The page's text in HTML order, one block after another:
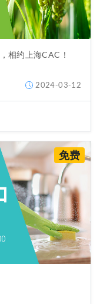
相约上海CAC！
2024-03-12
免费